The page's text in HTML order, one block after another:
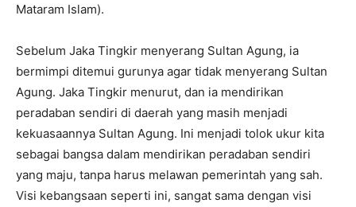
Mataram Islam).
Sebelum Jaka Tingkir menyerang Sultan Agung, ia
bermimpi ditemui gurunya agar tidak menyerang Sultan
Agung. Jaka Tingkir menurut, dan ia mendirikan
peradaban sendiri di daerah yang masih menjadi
kekuasaannya Sultan Agung. Ini menjadi tolok ukur kita
sebagai bangsa dalam mendirikan peradaban sendiri
yang maju, tanpa harus melawan pemerintah yang sah.
Visi kebangsaan seperti ini, sangat sama dengan visi